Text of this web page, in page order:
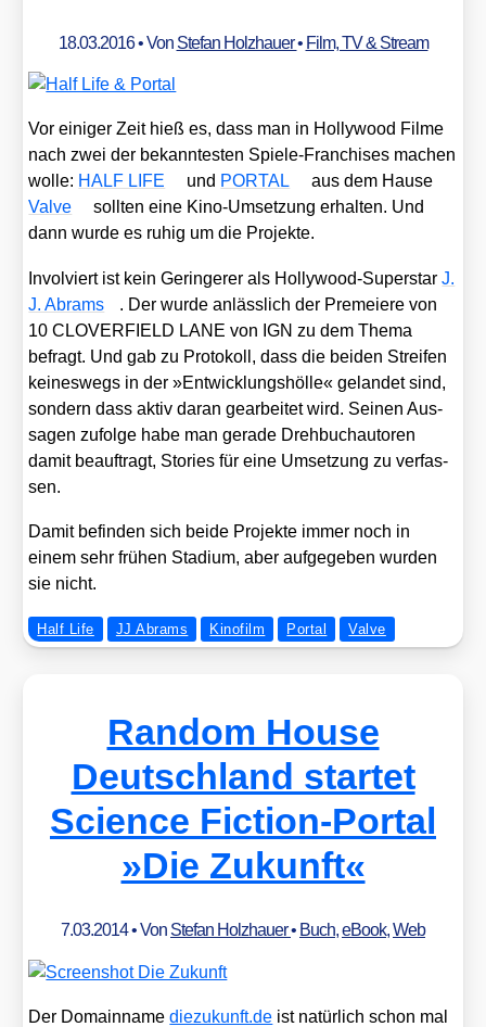
18.03.2016• Von Stefan Holzhauer• Film, TV & Stream
Vor eini­ger Zeit hieß es, dass man in Hol­ly­wood Fil­me
nach zwei der bekann­tes­ten Spie­le-Fran­chi­ses machen
wol­le: HALF LIFE und PORTAL
aus dem Hau­se
Val­ve
soll­ten eine Kino-Umset­zung erhal­ten. Und
dann wur­de es ruhig um die Pro­jek­te.
Invol­viert ist kein Gerin­ge­rer als Hol­ly­wood-Super­starJ.
J. Abrams
. Der wur­de anläss­lich der Prem­eie­re von
10 CLOVERFIELD LANE von IGN zu dem The­ma
befragt. Und gab zu Pro­to­koll, dass die bei­den Strei­fen
kei­nes­wegs in der »Ent­wick­lungs­höl­le« gelan­det sind,
son­dern dass aktiv dar­an gear­bei­tet wird. Sei­nen Aus­
sa­gen zufol­ge habe man gera­de Dreh­buch­au­to­ren
damit beauf­tragt, Sto­ries für eine Umset­zung zu ver­fas­
sen.
Damit befin­den sich bei­de Pro­jek­te immer noch in
einem sehr frü­hen Sta­di­um, aber auf­ge­ge­ben wur­den
sie nicht.
Half Life JJ Abrams Kinofilm Portal Valve
Random House
Deutschland startet
Science Fiction-Portal
»Die Zukunft«
7.03.2014• Von Stefan Holzhauer• Buch,eBook,Web
Der Domain­na­medie​zu​kunft​.de ist natür­lich schon mal